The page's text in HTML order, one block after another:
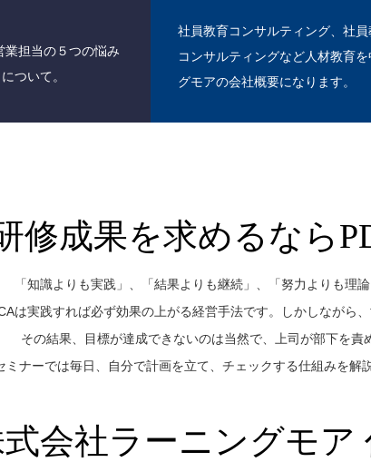
業担当の５つの悩み
ついて。
社員教育コンサルティング、社
コンサルティングなど人材教育
グモアの会社概要になります。
修成果を求めるなら
「知識よりも実践」、「結果よりも継続」、「努力よりも理
は実践すれば必ず効果の上がる経営手法です。しかしながら
その結果、目標が達成できないのは当然で、上司が部下を責
ミナーでは毎日、自分で計画を立て、チェックする仕組みを解
会社ラーニングモア